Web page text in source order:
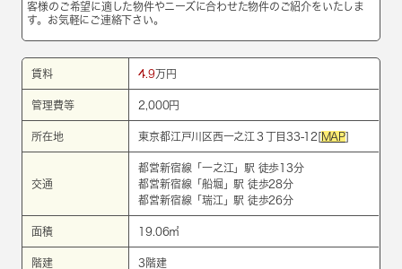
客様のご希望に適した物件やニーズに合わせた物件のご紹介をいたしま
す。お気軽にご連絡下さい。
賃料 4.9 万円
管理費等 2,000円
所在地 東京都江戸川区西一之江３丁目33-12[ MAP]
交通
都営新宿線 「一之江
」駅 徒歩13分
都営新宿線 「船堀」駅 徒歩28分
都営新宿線 「瑞江 」駅 徒歩26分
面積 19.06㎡
階建 3階建